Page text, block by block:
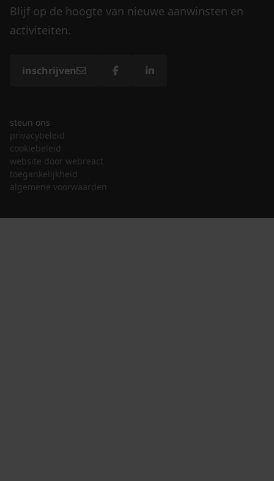
Blijf op de hoogte van nieuwe aanwinsten en
activiteiten.
inschrijven
steun ons
privacybeleid
cookiebeleid
website door webreact
toegankelijkheid
algemene voorwaarden